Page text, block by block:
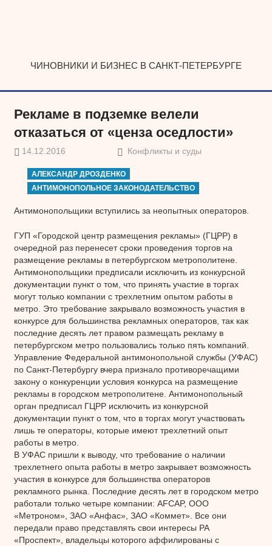
ЧИНОВНИКИ И БИЗНЕС В САНКТ-ПЕТЕРБУРГЕ
Рекламе в подземке велели
отказаться от «ценза оседлости»
14.12.2016 Конфликты и суды
АЛЕКСАНДР ДРОЗДЕНКО
АНТИМОНОПОЛЬНОЕ ЗАКОНОДАТЕЛЬСТВО
Антимонопольщики вступились за неопытных операторов.
ГУП «Городской центр размещения рекламы» (ГЦРР) в
очередной раз перенесет сроки проведения торгов на
размещение рекламы в петербургском метрополитене.
Антимонопольщики предписали исключить из конкурсной
документации пункт о том, что принять участие в торгах
могут только компании с трехлетним опытом работы в
метро. Это требование закрывало возможность участия в
конкурсе для большинства рекламных операторов, так как
последние десять лет правом размещать рекламу в
петербургском метро пользовались только пять компаний.
Управление Федеральной антимонопольной службы (УФАС)
по Санкт-Петербургу вчера признало противоречащими
закону о конкуренции условия конкурса на размещение
рекламы в городском метрополитене. Антимонопольный
орган предписал ГЦРР исключить из конкурсной
документации пункт о том, что в торгах могут участвовать
лишь те операторы, которые имеют трехлетний опыт
работы в метро.
В УФАС пришли к выводу, что требование о наличии
трехлетнего опыта работы в метро закрывает возможность
участия в конкурсе для большинства операторов
рекламного рынка. Последние десять лет в городском метро
работали только четыре компании: AFCAP, ООО
«Метроном», ЗАО «Анфас», ЗАО «Коммет». Все они
передали право представлять свои интересы РА
«Проспект», владельцы которого аффилированы с